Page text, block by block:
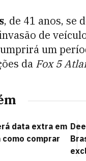
, de 41 anos, se
de
um
da Fox 5
data extra em
como comprar